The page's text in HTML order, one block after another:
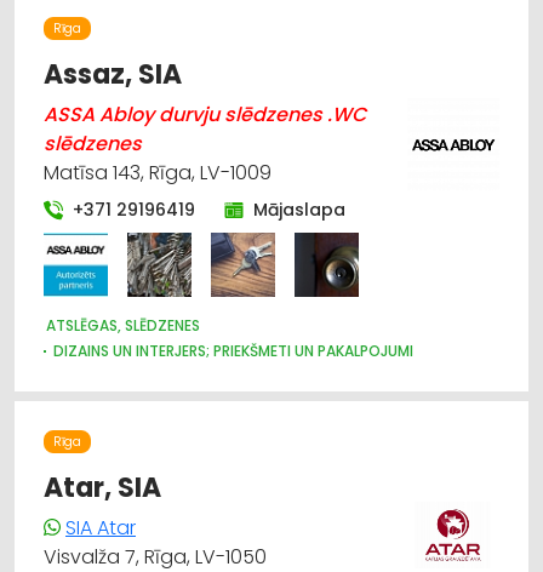
CELTNIECĪBAS TEHNIKA UN IEKĀRTAS; NOMA
ELEKTROTEHNISKO IEKĀRTU UN ELEKTROMATERIĀLU
Rīga
Assaz, SIA
ASSA Abloy durvju slēdzenes .WC
slēdzenes
Matīsa 143, Rīga, LV-1009
+371 29196419 Mājaslapa
ATSLĒGAS, SLĒDZENES
DIZAINS UN INTERJERS; PRIEKŠMETI UN PAKALPOJUMI
ŽALŪZIJAS, AIZKARU STIEŅI
BŪVMATERIĀLU, BŪVKONSTRUKCIJU TIRDZNIECĪBA
BŪVMATERIĀLU, BŪVKONSTRUKCIJU VAIRUMTIRDZNIECĪBA
APDARES MATERIĀLI: TIRDZNIECĪBA
CELTNIECĪBAS UN REMONTA DARBI
APDARES MATERIĀLI: GRĪDAS SEGUMI
MĒBEĻU RAŽOŠANA, MĒBEĻU SAGATAVES
Rīga
Atar, SIA
SIA Atar
Visvalža 7, Rīga, LV-1050